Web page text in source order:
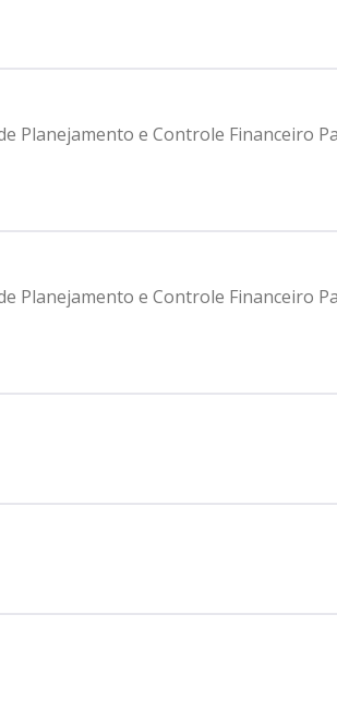
Planejamento e Controle Financeiro
Planejamento e Controle Financeiro